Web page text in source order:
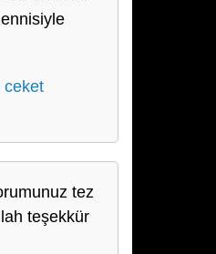
ceket
tez
teşekkür